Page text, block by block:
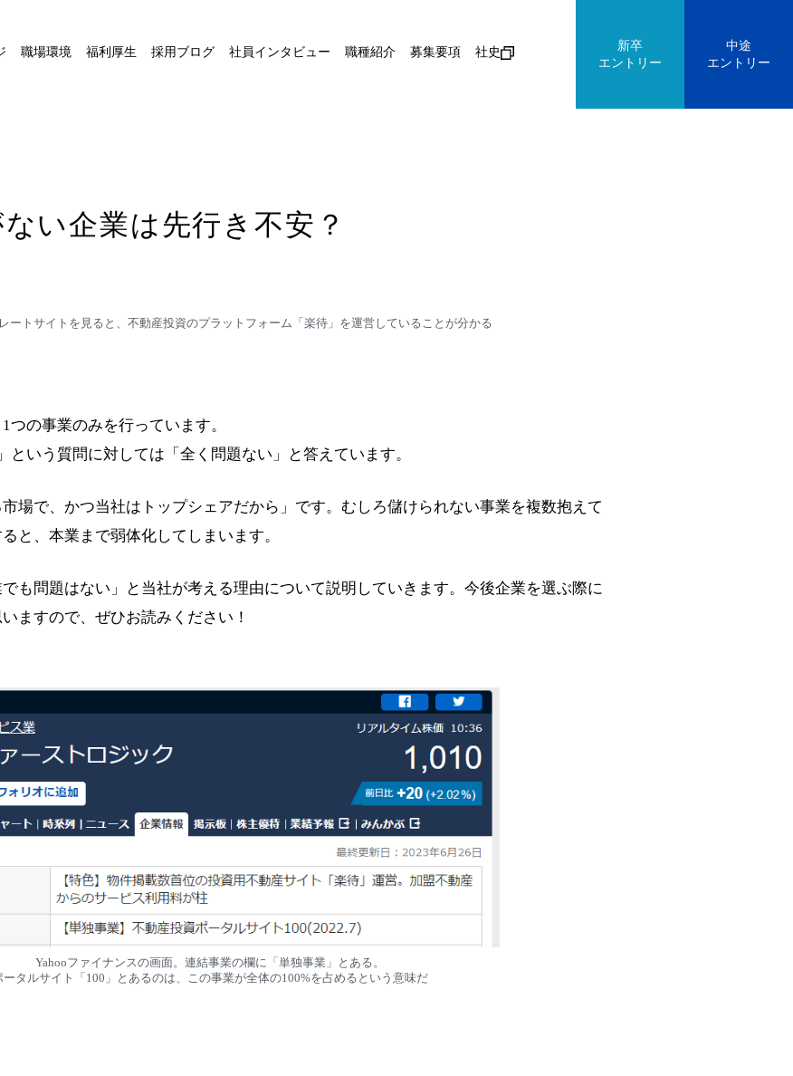
職場環境 福利厚生 採用ブログ 社員インタビュー 職種紹介 募集要項 社史
新卒
エントリー
中途
エントリー
い企業は先行き不安？
ートサイトを見ると、不動産投資のプラットフォーム「楽待」を運営していることが分かる
の事業のみを行っています。
という質問に対しては「全く問題ない」と答えています。
場で、かつ当社はトップシェアだから」です。むしろ儲けられない事業を複数抱えて
と、本業まで弱体化してしまいます。
も問題はない」と当社が考える理由について説明していきます。今後企業を選ぶ際に
ますので、ぜひお読みください！
Yahooファイナンスの画面。連結事業の欄に「単独事業」とある。
ータルサイト「100」とあるのは、この事業が全体の100%を占めるという意味だ